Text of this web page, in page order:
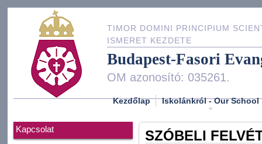
TIMOR DOMINI PRINCIPIUM
ISMERET KEZDETE
Budapest-Fasori
OM azonosító: 035261.
Kezdőlap Iskolánkról - Our School
Kapcsolat SZÓBELI